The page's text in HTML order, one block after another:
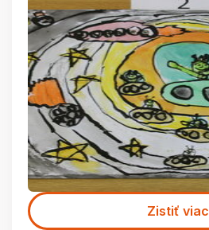
Zistiť viac